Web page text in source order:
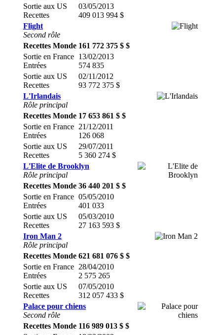
Sortie aux US
Recettes
03/05/2013
409 013 994 $
Flight
Second rôle
Recettes Monde 161 772 375 $ $
Sortie en France
Entrées
13/02/2013
574 835
Sortie aux US
Recettes
02/11/2012
93 772 375 $
L'Irlandais
Rôle principal
Recettes Monde 17 653 861 $ $
Sortie en France
Entrées
21/12/2011
126 068
Sortie aux US
Recettes
29/07/2011
5 360 274 $
L'Elite de Brooklyn
Rôle principal
Recettes Monde 36 440 201 $ $
Sortie en France
Entrées
05/05/2010
401 033
Sortie aux US
Recettes
05/03/2010
27 163 593 $
Iron Man 2
Rôle principal
Recettes Monde 621 681 076 $ $
Sortie en France
Entrées
28/04/2010
2 575 265
Sortie aux US
Recettes
07/05/2010
312 057 433 $
Palace pour chiens
Second rôle
Recettes Monde 116 989 013 $ $